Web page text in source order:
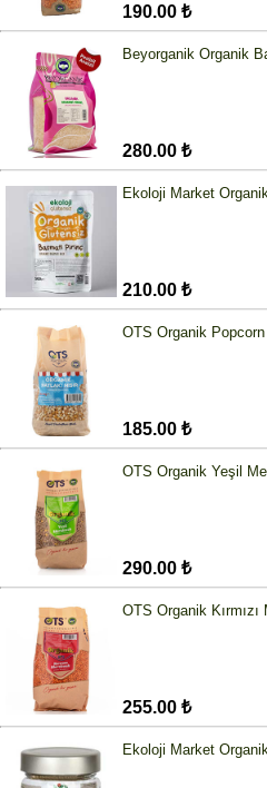
190.00 ₺
Beyorganik Organik
280.00 ₺
Ekoloji Market
210.00 ₺
OTS Organik
185.00 ₺
OTS Organik Yeşil
290.00 ₺
OTS Organik
255.00 ₺
Ekoloji Market